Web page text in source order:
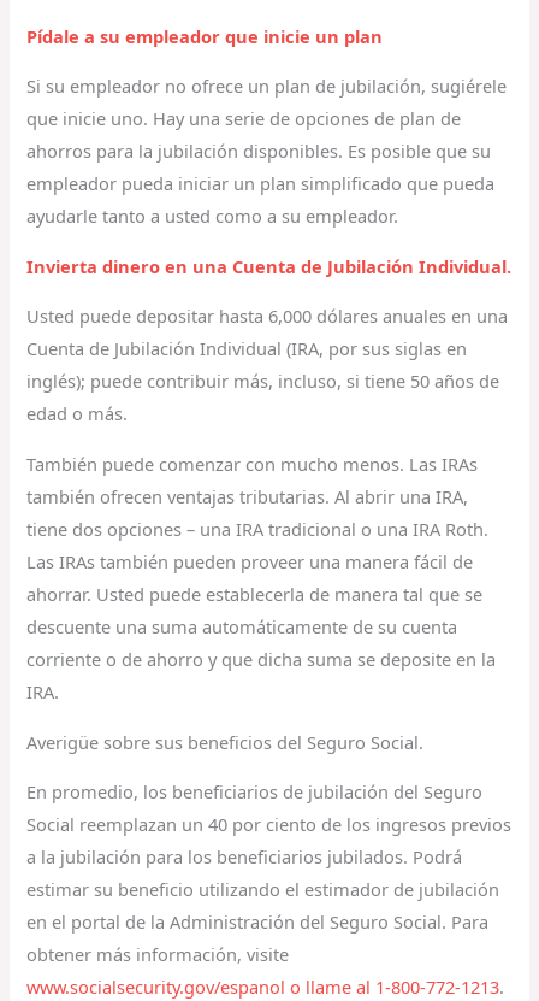
Pídale a su empleador que inicie un plan
Si su empleador no ofrece un plan de jubilación, sugiérele
que inicie uno. Hay una serie de opciones de plan de
ahorros para la jubilación disponibles. Es posible que su
empleador pueda iniciar un plan simplificado que pueda
ayudarle tanto a usted como a su empleador.
Invierta dinero en una Cuenta de Jubilación Individual.
Usted puede depositar hasta 6,000 dólares anuales en una
Cuenta de Jubilación Individual (IRA, por sus siglas en
inglés); puede contribuir más, incluso, si tiene 50 años de
edad o más.
También puede comenzar con mucho menos. Las IRAs
también ofrecen ventajas tributarias. Al abrir una IRA,
tiene dos opciones – una IRA tradicional o una IRA Roth.
Las IRAs también pueden proveer una manera fácil de
ahorrar. Usted puede establecerla de manera tal que se
descuente una suma automáticamente de su cuenta
corriente o de ahorro y que dicha suma se deposite en la
IRA.
Averigüe sobre sus beneficios del Seguro Social.
En promedio, los beneficiarios de jubilación del Seguro
Social reemplazan un 40 por ciento de los ingresos previos
a la jubilación para los beneficiarios jubilados. Podrá
estimar su beneficio utilizando el estimador de jubilación
en el portal de la Administración del Seguro Social. Para
obtener más información, visite
www.socialsecurity.gov/espanol o llame al 1-800-772-1213.